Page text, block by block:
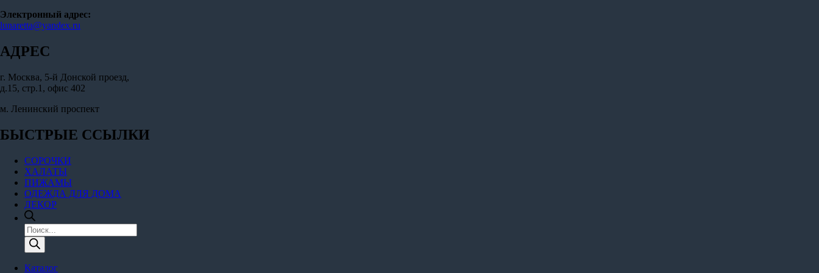
Электронный адрес:
lunaretta@yandex.ru
АДРЕС
г. Москва, 5-й Донской проезд,
д.15, стр.1, офис 402
м. Ленинский проспект
БЫСТРЫЕ ССЫЛКИ
СОРОЧКИ
ХАЛАТЫ
ПИЖАМЫ
ОДЕЖДА ДЛЯ ДОМА
ДЕКОР
Поиск
товаров
Каталог